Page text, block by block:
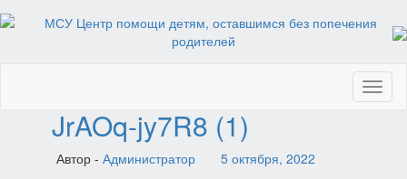
JrAOq-jy7R8 (1)
Автор - Администратор 5 октября, 2022